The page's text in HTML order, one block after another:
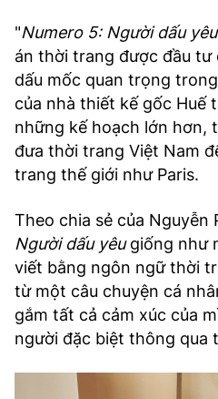
"Numero 5: Người dấu yêu
án thời trang được đầu tư
dấu mốc quan trọng
của nhà thiết kế gốc Huế
những kế hoạch lớn hơn,
đưa thời trang Việt Nam
trang thế giới như Paris.
Theo chia sẻ của Nguyễn
Người dấu yêugiống như
viết bằng ngôn ngữ thời
từ một câu chuyện cá
gắm tất cả cảm xúc của
người đặc biệt thông qua